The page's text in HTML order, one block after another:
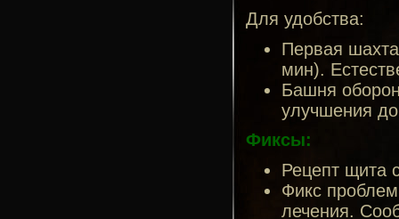
Для удобства:
Первая
мин).
Башня
улучшения
Фиксы:
Рецепт щита
Фикс
лечения.